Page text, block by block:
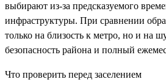
выбирают из-за предсказуемого
инфраструктуры. При сравнении
только на близость к метро, но и на
безопасность района и полный
Что проверить перед заселением